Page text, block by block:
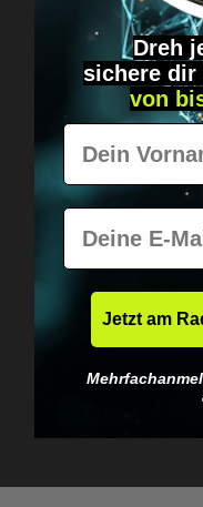
Du
Dreh
sichere dir
von
Vorname
E-Mail
Jetzt am